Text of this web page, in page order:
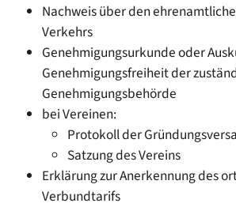
Nachweis über den
Verkehrs
Genehmigungsurkunde oder
Genehmigungsfreiheit der
Genehmigungsbehörde
bei Vereinen:
Protokoll der
Satzung des Vereins
Erklärung zur Anerkennung des
Verbundtarifs